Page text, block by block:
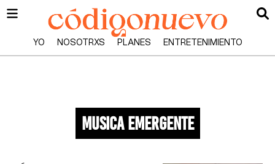
YO NOSOTRXS PLANES ENTRETENIMIENTO
musica emergente